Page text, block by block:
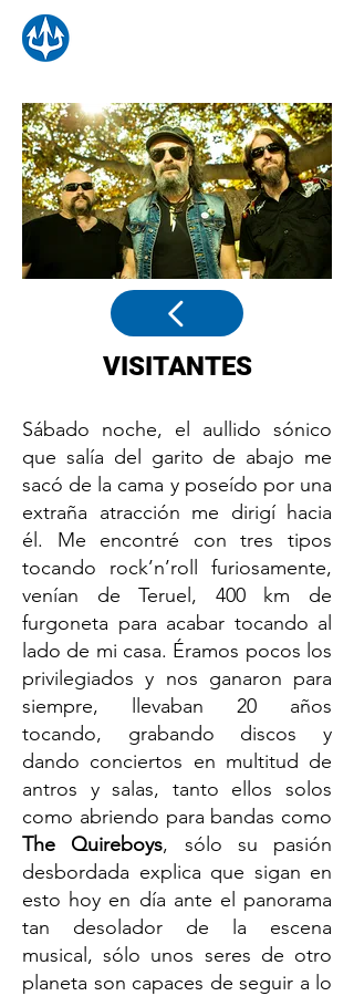
VISITANTES
Sábado noche, el aullido sónico
que salía del garito de abajo me
sacó de la cama y poseído por una
extraña atracción me dirigí hacia
él. Me encontré con tres tipos
tocando rock’n’roll furiosamente,
venían de Teruel, 400 km de
furgoneta para acabar tocando al
lado de mi casa. Éramos pocos los
privilegiados y nos ganaron para
siempre, llevaban 20 años
tocando, grabando discos y
dando conciertos en multitud de
antros y salas, tanto ellos solos
como abriendo para bandas como
The Quireboys, sólo su pasión
desbordada explica que sigan en
esto hoy en día ante el panorama
tan desolador de la escena
musical, sólo unos seres de otro
planeta son capaces de seguir a lo